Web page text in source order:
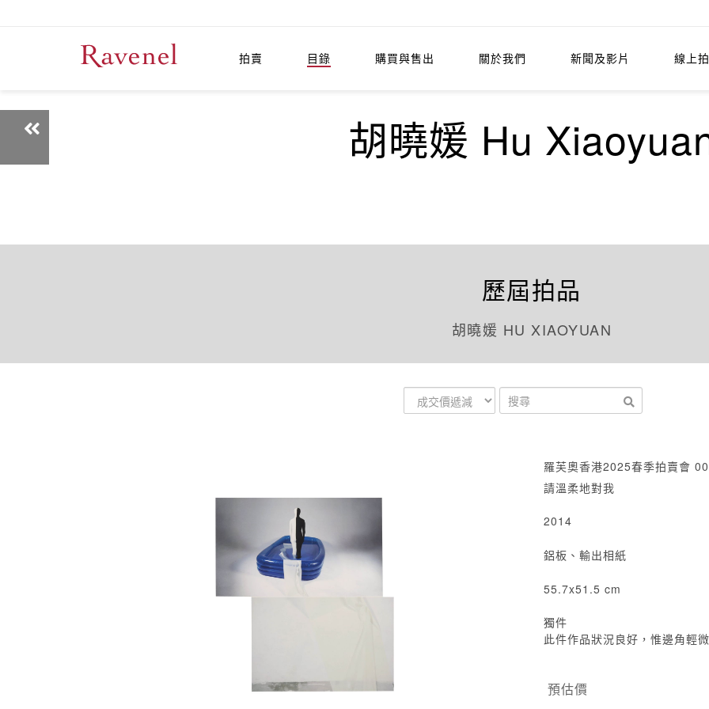
拍賣 目錄 購買與售出 關於我們 新聞及影片 線上
胡曉媛 Hu
歷屆拍品
胡曉媛 HU XIAOYUAN
羅芙奧香港2025春季拍賣會
請溫柔地對我
2014
鋁板、輸出相紙
55.7x51.5 cm
獨件
此件作品狀況良好，惟邊角輕
預估價